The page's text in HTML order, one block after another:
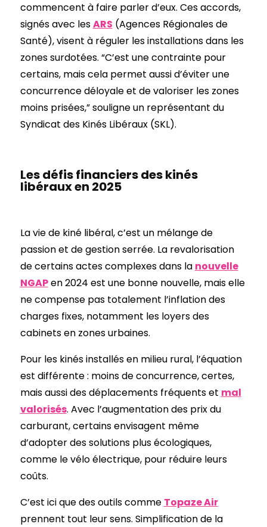
commencent à faire parler d’eux. Ces accords,
signés avec lesARS (Agences Régionales de
Santé), visent à réguler les installations dans les
zones surdotées. “C’est une contrainte pour
certains, mais cela permet aussi d’éviter une
concurrence déloyale et de valoriser les zones
moins prisées,” souligne un représentant du
Syndicat des Kinés Libéraux (SKL).
Les défis financiers des kinés
libéraux en 2025
La vie de kiné libéral, c’est un mélange de
passion et de gestion serrée. La revalorisation
de certains actes complexes dans la nouvelle
NGAPen 2024 est une bonne nouvelle, mais elle
ne compense pas totalement l’inflation des
charges fixes, notamment les loyers des
cabinets en zones urbaines.
Pour les kinés installés en milieu rural, l’équation
est différente : moins de concurrence, certes,
mais aussi des déplacements fréquents et mal
valorisés. Avec l’augmentation des prix du
carburant, certains envisagent même
d’adopter des solutions plus écologiques,
comme le vélo électrique, pour réduire leurs
coûts.
C’est ici que des outils comme Topaze Air
prennent tout leur sens. Simplification de la